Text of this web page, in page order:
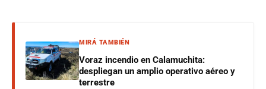
MIRÁ TAMBIÉN
Voraz incendio en Calamuchita:
despliegan un amplio operativo aéreo y
terrestre